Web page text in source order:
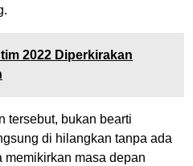
2022 Diperkirakan
tersebut, bukan bearti
di hilangkan tanpa ada
memikirkan masa depan